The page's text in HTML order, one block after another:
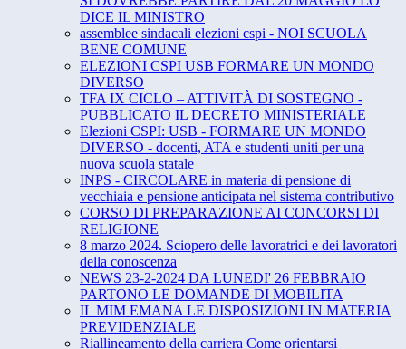
DICE IL MINISTRO
assemblee sindacali elezioni cspi - NOI SCUOLA
BENE COMUNE
ELEZIONI CSPI USB FORMARE UN MONDO
DIVERSO
TFA IX CICLO – ATTIVITÀ DI SOSTEGNO -
PUBBLICATO IL DECRETO MINISTERIALE
Elezioni CSPI: USB - FORMARE UN MONDO
DIVERSO - docenti, ATA e studenti uniti per una
nuova scuola statale
INPS - CIRCOLARE in materia di pensione di
vecchiaia e pensione anticipata nel sistema contributivo
CORSO DI PREPARAZIONE AI CONCORSI DI
RELIGIONE
8 marzo 2024. Sciopero delle lavoratrici e dei lavoratori
della conoscenza
NEWS 23-2-2024 DA LUNEDI' 26 FEBBRAIO
PARTONO LE DOMANDE DI MOBILITA
IL MIM EMANA LE DISPOSIZIONI IN MATERIA
PREVIDENZIALE
Riallineamento della carriera Come orientarsi